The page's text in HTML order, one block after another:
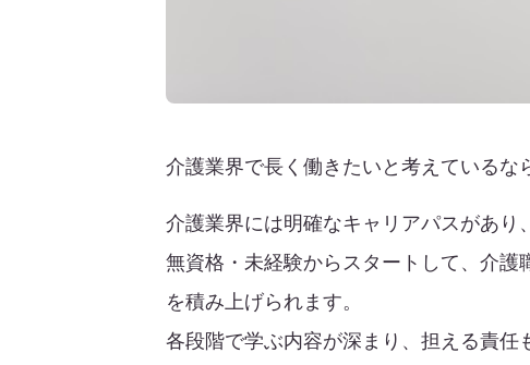
介護業界で長く働きたいと考えているな
介護業界には明確なキャリアパスがあり
無資格・未経験からスタートして、介
を積み上げられます。
各段階で学ぶ内容が深まり、担える責任